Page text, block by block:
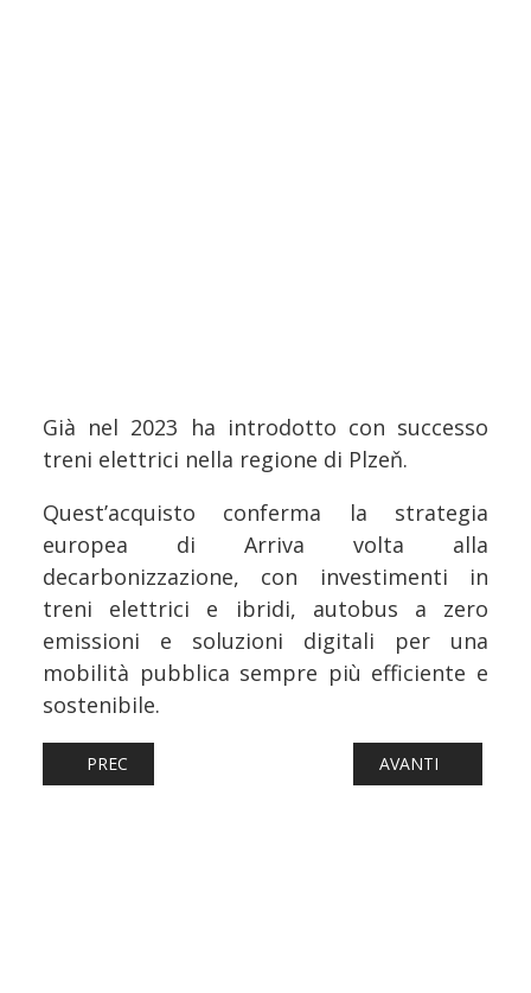
Già nel 2023 ha introdotto con successo
treni elettrici nella regione di Plzeň.
Quest’acquisto conferma la strategia
europea di Arriva volta alla
decarbonizzazione, con investimenti in
treni elettrici e ibridi, autobus a zero
emissioni e soluzioni digitali per una
mobilità pubblica sempre più efficiente e
sostenibile.
ARTICOLO PRECEDENTE: FERROVIE: FLIRT AKKU, LA
PREC ARTICOLO
AVANTI